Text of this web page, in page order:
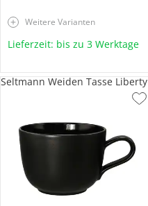
Weitere Varianten
Lieferzeit: bis zu 3 Werktage
Seltmann Weiden Tasse Liberty